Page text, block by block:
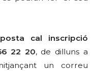
cal inscripció
22 20, de dilluns a
un correu